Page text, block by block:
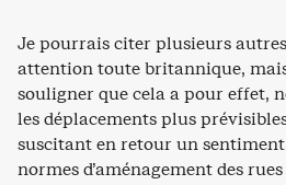
Je pourrais citer plusieurs
attention toute britannique,
souligner que cela a pour effet,
les déplacements plus
suscitant en retour un sentiment
normes d’aménagement des